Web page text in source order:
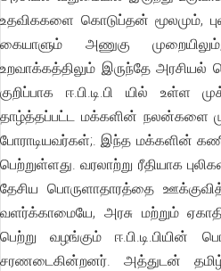
உதவிககளை கொடுப்தன் மூலமும்,
கையாளும் அணுகு
உறவாக்கத்திலும் இருந்தே அரசியல்
குறிப்பாக ஈ.பி.டி.பி யில் உள்ள
தாழ்த்தப்பட்ட மக்களின் நலன்களை
போராடியவர்கள்;. இந்த மக்களின்
பெற்றுள்ளது. வரலாற்று ரீதியாக
தேசிய பொருளாதாரத்தை
வளர்க்காமையே, அரசு மற்றும்
பெற்று வழங்கும் ஈ.பி.டி.பியின்
சரணடைகின்றனர். அத்துடன்